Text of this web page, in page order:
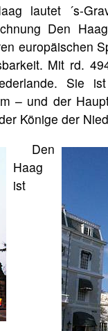
lautet ´s-
Den
europäischen
Mit rd.
Sie
– und der
Könige der
Den
Haag
ist